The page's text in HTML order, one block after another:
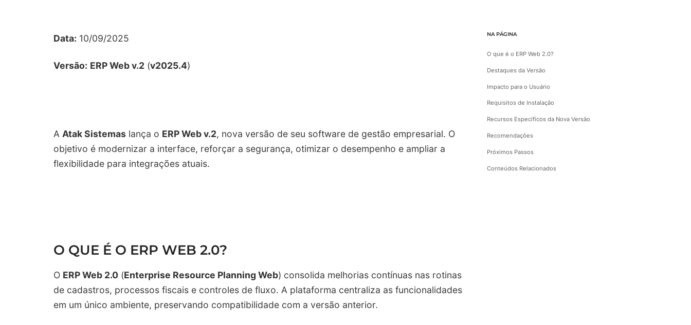
Data: 10/09/2025
Versão: ERP Web v.2 (v2025.4)
A Atak Sistemas lança o ERP Web v.2, nova versão de seu software de gestão empresarial. O
objetivo é modernizar a interface, reforçar a segurança, otimizar o desempenho e ampliar a
flexibilidade para integrações atuais.
O QUE É O ERP WEB 2.0?
O ERP Web 2.0 (Enterprise Resource Planning Web) consolida melhorias contínuas nas rotinas
de cadastros, processos fiscais e controles de fluxo. A plataforma centraliza as funcionalidades
em um único ambiente, preservando compatibilidade com a versão anterior.
NA PÁGINA
O que é o ERP Web 2.0?
Destaques da Versão
Impacto para o Usuário
Requisitos de Instalação
Recursos Específicos da Nova Versão
Recomendações
Próximos Passos
Conteúdos Relacionados